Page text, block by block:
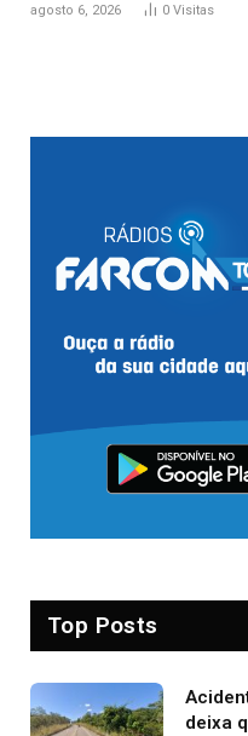
agosto 6, 2026 0 Visitas
Top Posts
deixa